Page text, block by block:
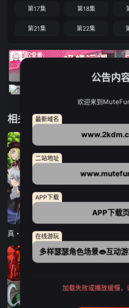
第17集 第18集
第21集 第22集
相关推荐
12集全
公告内
欢迎来到
最新域名
二站地址
APP下载
APP下载页
在线游玩
多样瑟瑟角色场景👄互动
加载失败或播放缓慢，